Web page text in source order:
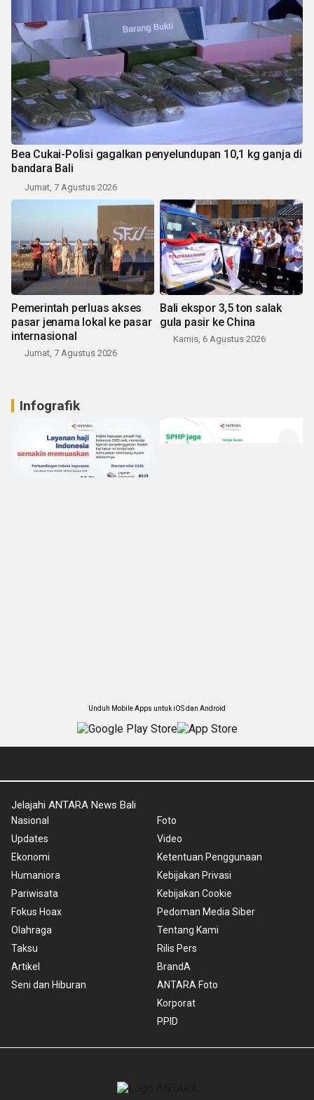
Bea Cukai-Polisi gagalkan penyelundupan 10,1 kg ganja di
bandara Bali
Jumat, 7 Agustus 2026
Pemerintah perluas akses
pasar jenama lokal ke pasar
internasional
Jumat, 7 Agustus 2026
Bali ekspor 3,5 ton salak
gula pasir ke China
Kamis, 6 Agustus 2026
Infografik
Unduh Mobile Apps untuk iOS dan Android
Jelajahi ANTARA News Bali
Nasional
Updates
Ekonomi
Humaniora
Pariwisata
Fokus Hoax
Olahraga
Taksu
Artikel
Seni dan Hiburan
Foto
Video
Ketentuan Penggunaan
Kebijakan Privasi
Kebijakan Cookie
Pedoman Media Siber
Tentang Kami
Rilis Pers
BrandA
ANTARA Foto
Korporat
PPID